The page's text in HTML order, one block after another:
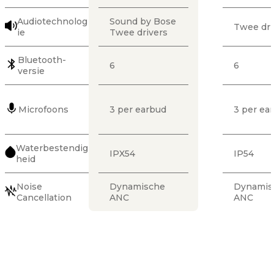
Audiotechnolog
ie
Bluetooth-
versie
Microfoons
Waterbestendig
heid
Noise
Cancellation
Sound by Bose
Twee drivers
6
3 per earbud
IPX54
Dynamische
ANC
Twee
6
3 per
IP54
ANC